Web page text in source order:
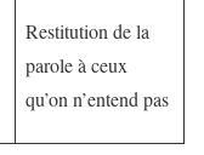
Restitution de la
parole à ceux
qu’on n’entend pas